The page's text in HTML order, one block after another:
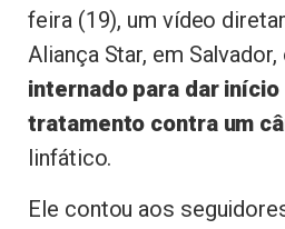
feira (19), um vídeo
Aliança Star, em
internado para dar
tratamento contra um
linfático.
Ele contou aos